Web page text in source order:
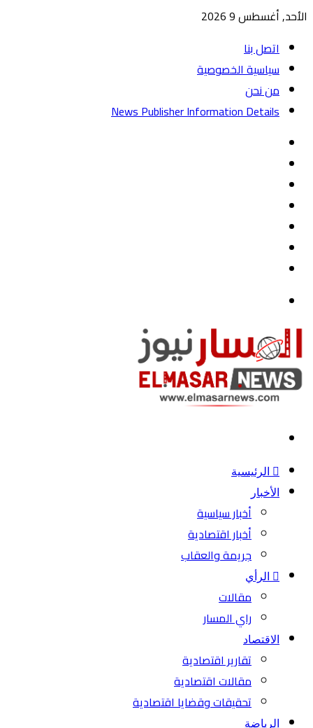
الأحد, أغسطس 9 2026
اتصل بنا
سياسية الخصوصية
من نحن
News Publisher Information Details
الرئيسية
الأخبار
أخبار سياسية
أخبار اقتصادية
جريمة والعقاب
الرأي
مقالات
راي المسار
الاقتصاد
تقارير اقتصادية
مقالات اقتصادية
تحقيقات وقضايا اقتصادية
الرياضة